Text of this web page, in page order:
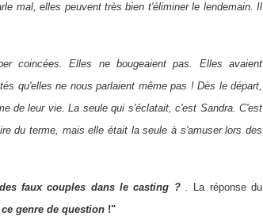
mal, elles peuvent très bien t'éliminer le lendemain. Il
coincées. Elles ne bougeaient pas. Elles avaient
qu'elles ne nous parlaient même pas ! Dès le départ,
de leur vie. La seule qui s'éclatait, c'est Sandra. C'est
du terme, mais elle était la seule à s'amuser lors des
faux couples dans le casting ?.
La réponse du
genre de question !"